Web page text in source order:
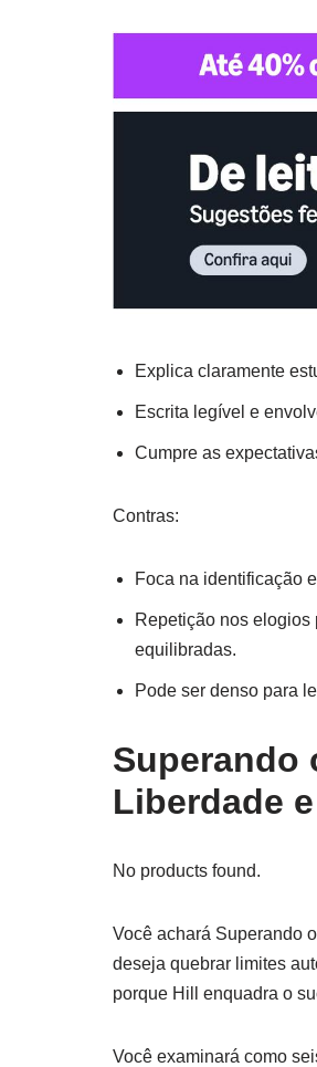
Explica claramente
Escrita legível e
Cumpre as
Contras:
Foca na identificação
Repetição nos
equilibradas.
Pode ser denso para
Superando
Liberdade
No products found.
Você achará Superando
deseja quebrar limites
porque Hill enquadra o
Você examinará como